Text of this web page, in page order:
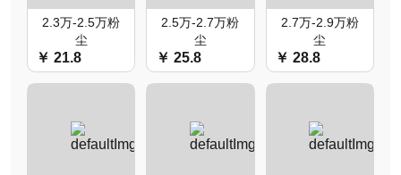
2.3万-2.5万粉
尘
￥ 21.8
2.5万-2.7万粉
尘
￥ 25.8
2.7万-2.9万粉
尘
￥ 28.8